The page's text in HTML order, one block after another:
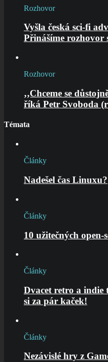
Rozhovor
Vyšla česká sci-fi
Přinášíme rozhovor
Rozhovor
‚‚Chceme se
říká Petr Svoboda
Témata
Články
Nadešel čas Linuxu?
Články
10 užitečných
Články
Dvacet retro a indie
si za pár kaček!
Články
Nezávislé hry z